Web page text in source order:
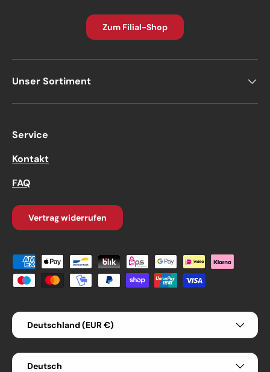
Zum Filial-Shop
Unser Sortiment
Service
Kontakt
FAQ
Vertrag widerrufen
Zahlungsmethoden
Land/Region
Deutschland (EUR €)
Sprache
Deutsch